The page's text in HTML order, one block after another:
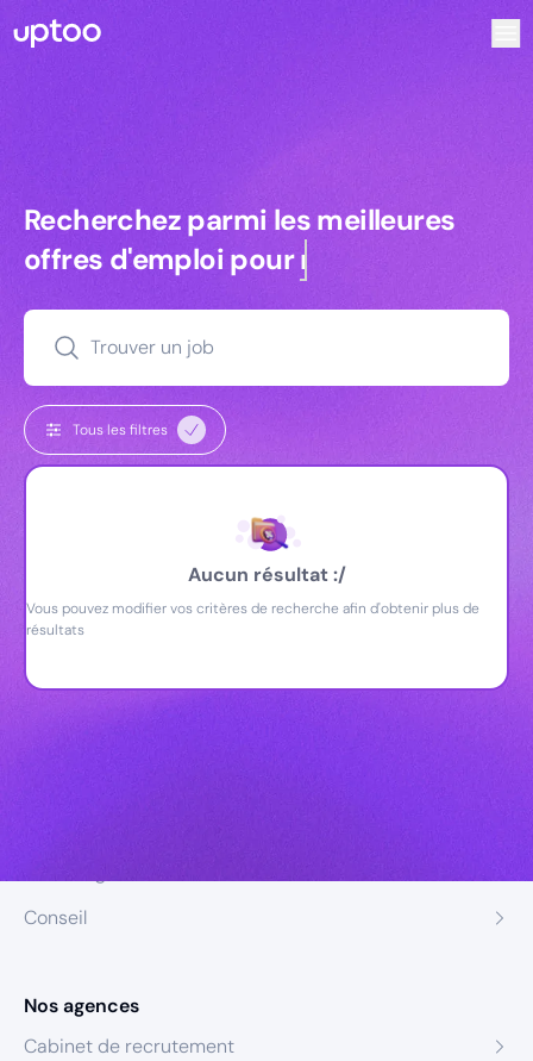
Recherchez parmi les meilleures
Recherchez parmi les meilleures
offres d'emploi pourcommerciaux
Trouver un job
Tous les filtres
Aucun résultat :/
Vous pouvez modifier vos critères de recherche afin d'obtenir plus de
résultats
Conseil
Nos agences
Cabinet de recrutement